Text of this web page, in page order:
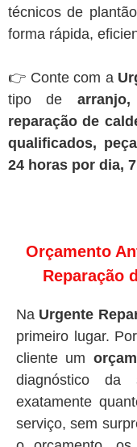
técnicos de
forma rápida,
👉 Conte com a
tipo de
reparação de
qualificados,
24 horas por dia,
Orçamento
Reparação
Na Urgente
primeiro lugar.
cliente um
diagnóstico da
exatamente
serviço, sem